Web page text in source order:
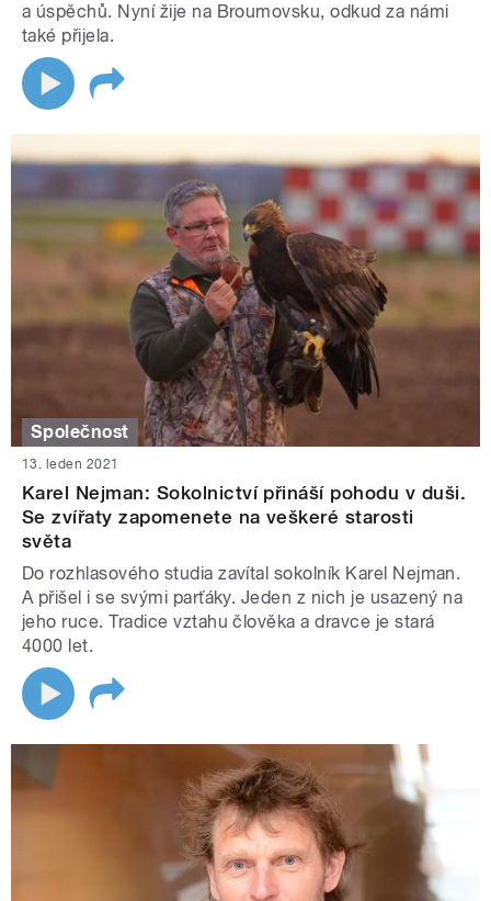
a úspěchů. Nyní žije na Broumovsku, odkud za námi
také přijela.
Společnost
13. leden 2021
Karel Nejman: Sokolnictví přináší pohodu v duši.
Se zvířaty zapomenete na veškeré starosti
světa
Do rozhlasového studia zavítal sokolník Karel Nejman.
A přišel i se svými parťáky. Jeden z nich je usazený na
jeho ruce. Tradice vztahu člověka a dravce je stará
4000 let.